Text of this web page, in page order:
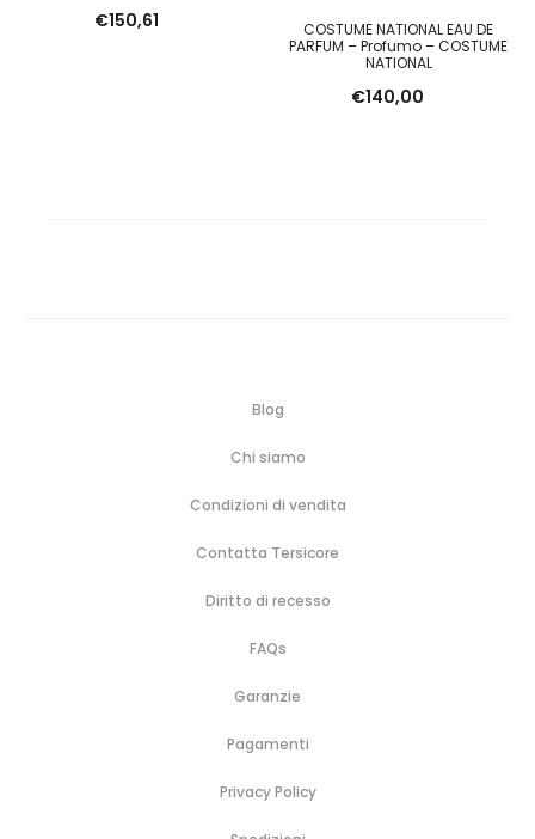
€150,61
COSTUME NATIONAL EAU DE
PARFUM – Profumo – COSTUME
NATIONAL
€140,00
Blog
Chi siamo
Condizioni di vendita
Contatta Tersicore
Diritto di recesso
FAQs
Garanzie
Pagamenti
Privacy Policy